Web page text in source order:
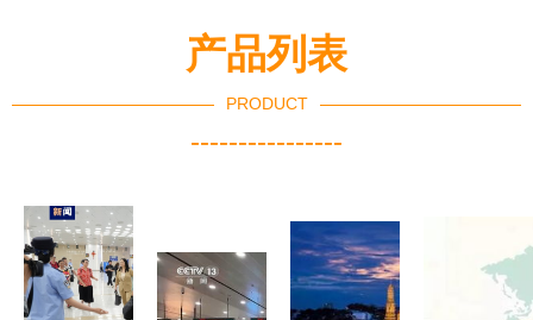
产品列表
PRODUCT
----------------